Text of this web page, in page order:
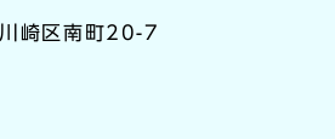
崎区南町20-7